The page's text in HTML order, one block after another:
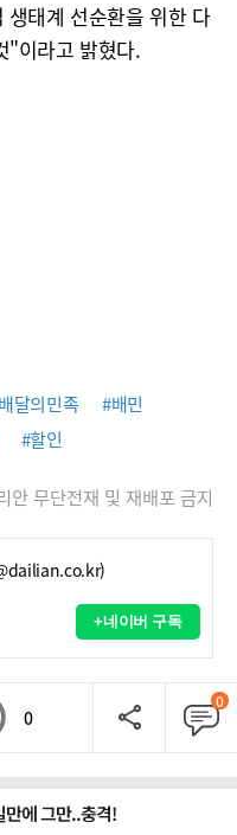
태계 선순환을 위한 다
"이라고 밝혔다.
달의민족
#배민
#할인
안 무단전재 및 재배포 금지
+네이버 구독
0
0